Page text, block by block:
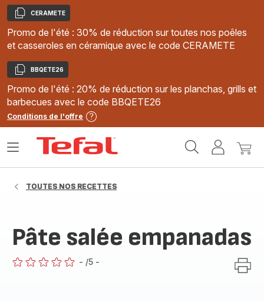
Copier
CERAMETE
Promo de l'été : 30% de réduction sur toutes nos poêles
et casseroles en céramique avec le code CERAMETE
Copier
BBQETE26
Promo de l'été : 20% de réduction sur les planchas, grills et
barbecues avec le code BBQETE26
Conditions de l'offre
MonMon
Ouvrir
TOUTES NOS RECETTES
Pâte salée empanadas
- /5 -